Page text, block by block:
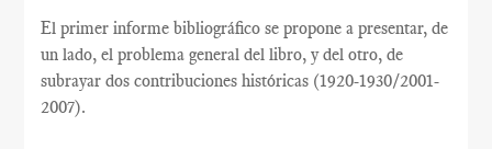
El primer informe bibliográfico se propone a presentar, de
un lado, el problema general del libro, y del otro, de
subrayar dos contribuciones históricas (1920-1930/2001-
2007).